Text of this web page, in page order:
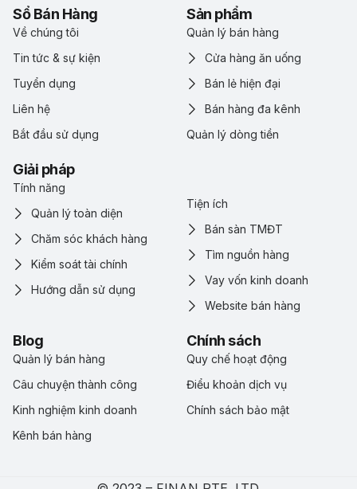
Sổ Bán Hàng
Về chúng tôi
Tin tức & sự kiện
Tuyển dụng
Liên hệ
Bắt đầu sử dụng
Sản phẩm
Quản lý bán hàng
Cửa hàng ăn uống
Bán lẻ hiện đại
Bán hàng đa kênh
Quản lý dòng tiền
Giải pháp
Tính năng
Quản lý toàn diện
Chăm sóc khách hàng
Kiểm soát tài chính
Hướng dẫn sử dụng
Tiện ích
Bán sàn TMĐT
Tìm nguồn hàng
Vay vốn kinh doanh
Website bán hàng
Blog
Quản lý bán hàng
Câu chuyện thành công
Kinh nghiệm kinh doanh
Kênh bán hàng
Chính sách
Quy chế hoạt động
Điểu khoản dịch vụ
Chính sách bảo mật